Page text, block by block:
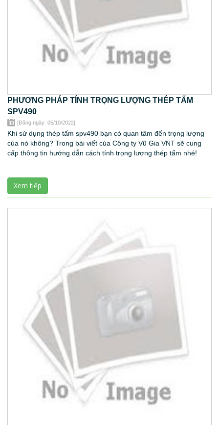
PHƯƠNG PHÁP TÍNH TRỌNG LƯỢNG THÉP TẤM
SPV490
[Đăng ngày: 05/10/2022]
Khi sử dụng thép tấm spv490 bạn có quan tâm đến trọng lượng
của nó không? Trong bài viết của Công ty Vũ Gia VNT sẽ cung
cấp thông tin hướng dẫn cách tính trọng lượng thép tấm nhé!
Xem tiếp